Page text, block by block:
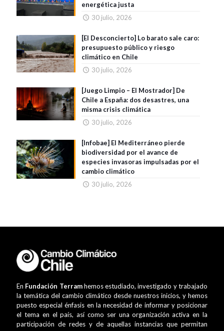
energética justa
30 julio, 2026
[El Desconcierto] Lo barato sale caro:
presupuesto público y riesgo
climático en Chile
30 julio, 2026
[Juego Limpio – El Mostrador] De
Chile a España: dos desastres, una
misma crisis climática
30 julio, 2026
[Infobae] El Mediterráneo pierde
biodiversidad por el avance de
especies invasoras impulsadas por el
cambio climático
30 julio, 2026
En Fundación Terramhemos estudiado, investigado y trabajado
la temática del cambio climático desde nuestros inicios, y hemos
puesto especial énfasis en la necesidad de informar y posicionar
el tema en el país, así como ser una organización activa en la
participación de redes y de aquellas instancias que permitan